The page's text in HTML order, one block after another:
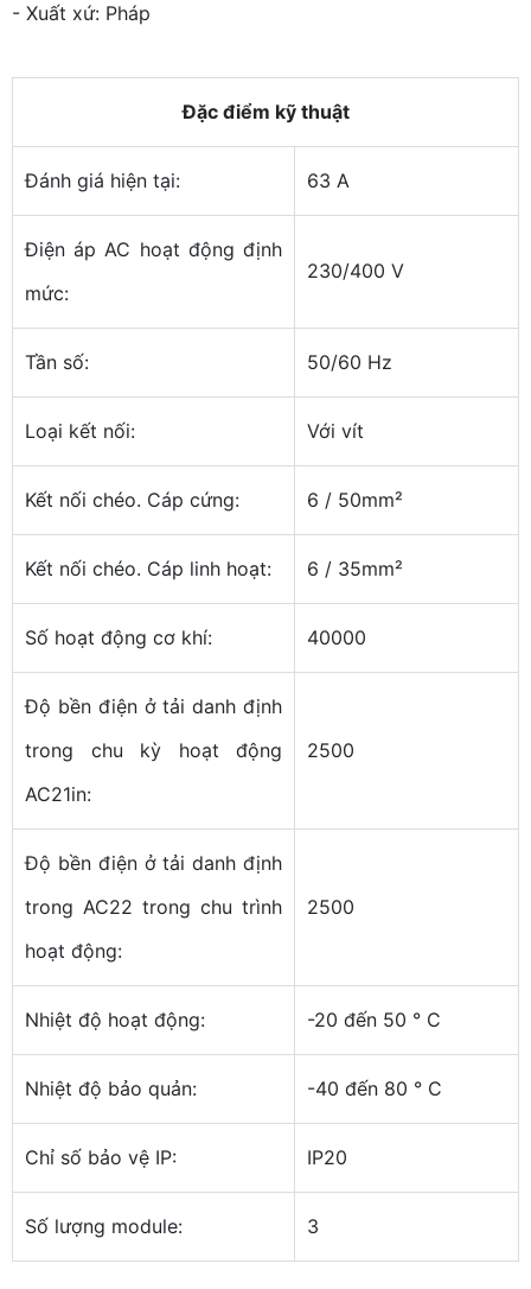
- Xuất xứ: Pháp
Đặc điểm kỹ thuật
Đánh giá hiện tại: 63 A
Điện áp AC hoạt động định
mức:
230/400 V
Tần số: 50/60 Hz
Loại kết nối: Với vít
Kết nối chéo. Cáp cứng: 6 / 50mm²
Kết nối chéo. Cáp linh hoạt: 6 / 35mm²
Số hoạt động cơ khí: 40000
Độ bền điện ở tải danh định
trong chu kỳ hoạt động
AC21in:
2500
Độ bền điện ở tải danh định
trong AC22 trong chu trình
hoạt động:
2500
Nhiệt độ hoạt động: -20 đến 50 ° C
Nhiệt độ bảo quản: -40 đến 80 ° C
Chỉ số bảo vệ IP: IP20
Số lượng module: 3